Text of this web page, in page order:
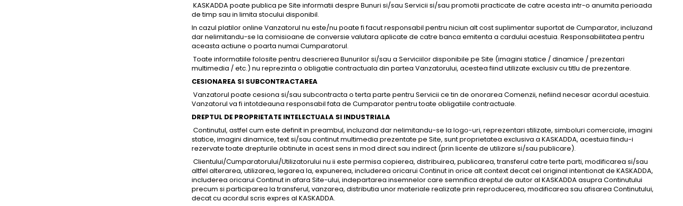
KASKADDA poate publica pe Site informatii despre Bunuri si/sau Servicii si/sau promotii practicate de catre acesta intr-o anumita perioada
de timp sau in limita stocului disponibil.
In cazul platilor online Vanzatorul nu este/nu poate fi facut responsabil pentru niciun alt cost suplimentar suportat de Cumparator, incluzand
dar nelimitandu-se la comisioane de conversie valutara aplicate de catre banca emitenta a cardului acestuia. Responsabilitatea pentru
aceasta actiune o poarta numai Cumparatorul.
Toate informatiile folosite pentru descrierea Bunurilor si/sau a Serviciilor disponibile pe Site (imagini statice / dinamice / prezentari
multimedia / etc.) nu reprezinta o obligatie contractuala din partea Vanzatorului, acestea fiind utilizate exclusiv cu titlu de prezentare.
CESIONAREA SI SUBCONTRACTAREA
Vanzatorul poate cesiona si/sau subcontracta o terta parte pentru Servicii ce tin de onorarea Comenzii, nefiind necesar acordul acestuia.
Vanzatorul va fi intotdeauna responsabil fata de Cumparator pentru toate obligatiile contractuale.
DREPTUL DE PROPRIETATE INTELECTUALA SI INDUSTRIALA
Continutul, astfel cum este definit in preambul, incluzand dar nelimitandu-se la logo-uri, reprezentari stilizate, simboluri comerciale, imagini
statice, imagini dinamice, text si/sau continut multimedia prezentate pe Site, sunt proprietatea exclusiva a KASKADDA, acestuia fiindu-i
rezervate toate drepturile obtinute in acest sens in mod direct sau indirect (prin licente de utilizare si/sau publicare).
Clientului/Cumparatorului/Utilizatorului nu ii este permisa copierea, distribuirea, publicarea, transferul catre terte parti, modificarea si/sau
altfel alterarea, utilizarea, legarea la, expunerea, includerea oricarui Continut in orice alt context decat cel original intentionat de KASKADDA,
includerea oricarui Continut in afara Site-ului, indepartarea insemnelor care semnifica dreptul de autor al KASKADDA asupra Continutului
precum si participarea la transferul, vanzarea, distributia unor materiale realizate prin reproducerea, modificarea sau afisarea Continutului,
decat cu acordul scris expres al KASKADDA.